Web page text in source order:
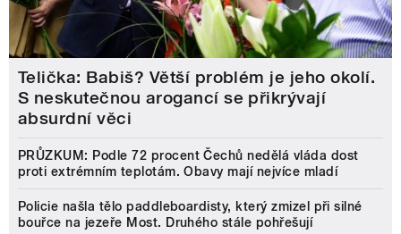
Telička: Babiš? Větší problém je jeho okolí.
S neskutečnou arogancí se přikrývají
absurdní věci
PRŮZKUM: Podle 72 procent Čechů nedělá vláda dost
proti extrémním teplotám. Obavy mají nejvíce mladí
Policie našla tělo paddleboardisty, který zmizel při silné
bouřce na jezeře Most. Druhého stále pohřešují